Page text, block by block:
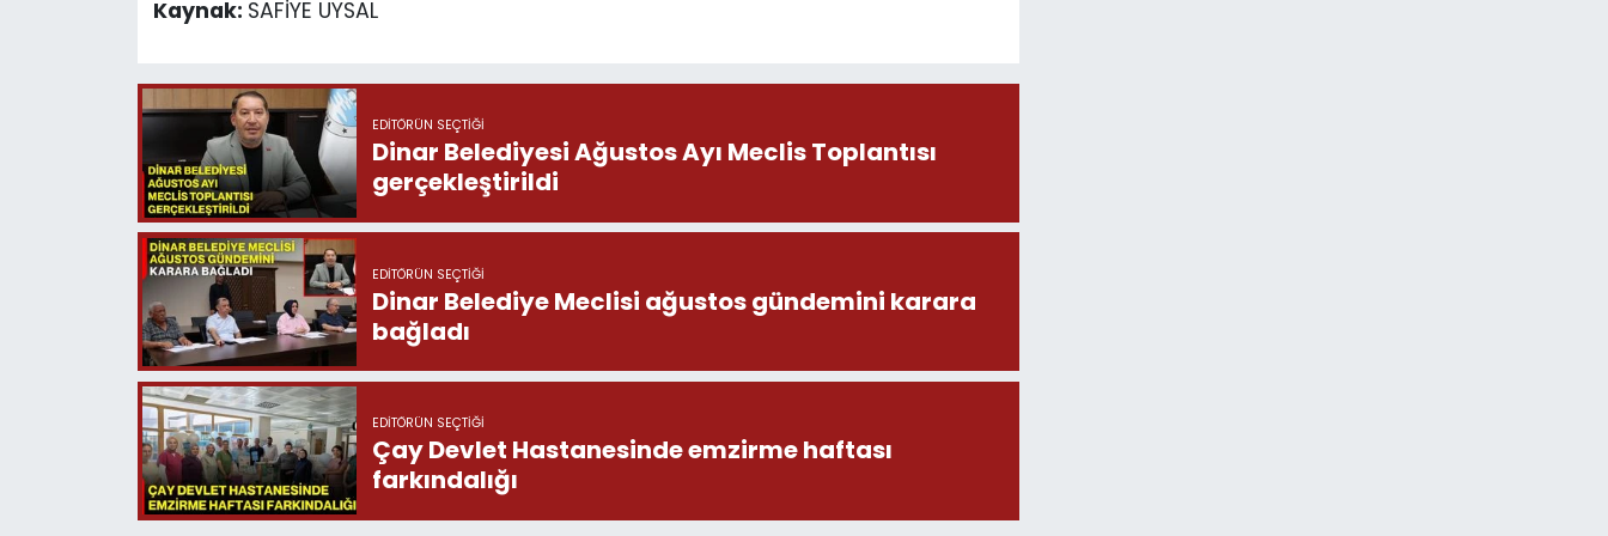
Kaynak: SAFİYE UYSAL
EDITÖRÜN SEÇTIĞI
Dinar Belediyesi Ağustos Ayı Meclis Toplantısı
gerçekleştirildi
EDITÖRÜN SEÇTIĞI
Dinar Belediye Meclisi ağustos gündemini karara
bağladı
EDITÖRÜN SEÇTIĞI
Çay Devlet Hastanesinde emzirme haftası
farkındalığı